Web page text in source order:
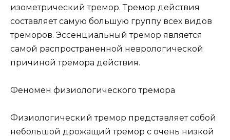
изометрический тремор. Тремор действия
составляет самую большую группу всех видов
треморов. Эссенциальный тремор является
самой распространенной неврологической
причиной тремора действия.
Феномен физиологического тремора
Физиологический тремор представляет собой
небольшой дрожащий тремор с очень низкой